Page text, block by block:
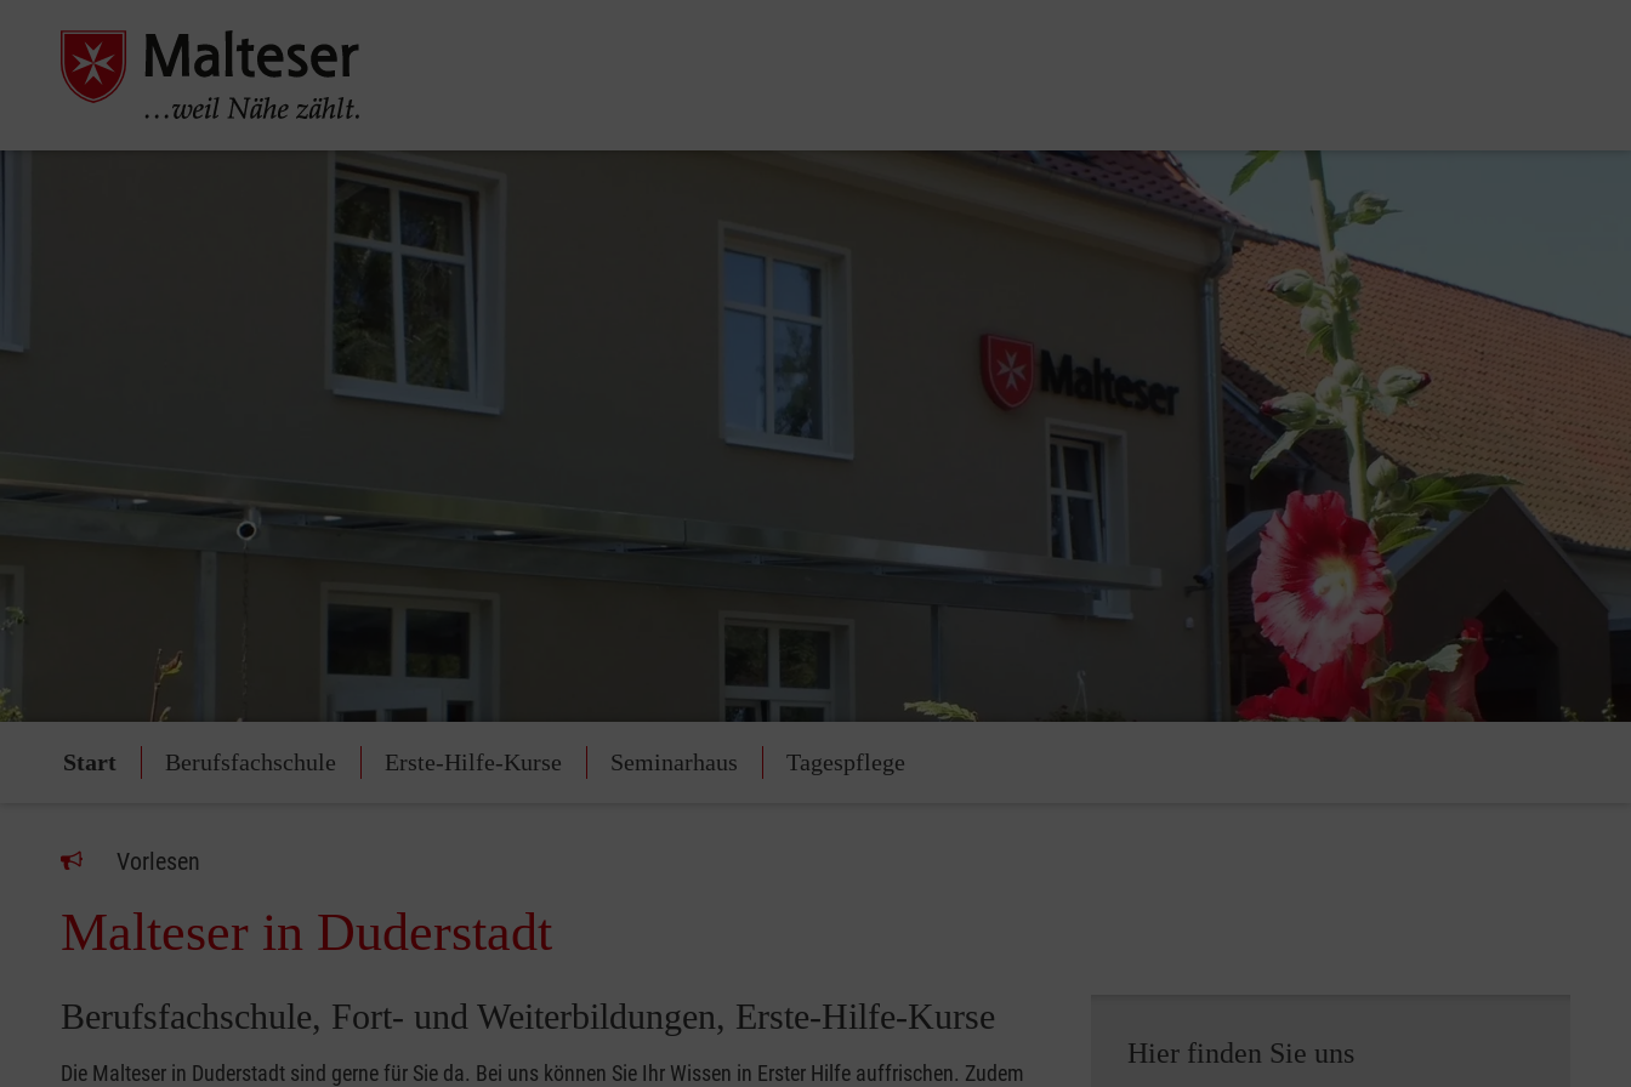
Start Berufsfachschule Erste-Hilfe-Kurse Seminarhaus Tagespflege
Vorlesen
Malteser in Duderstadt
Berufsfachschule, Fort- und Weiterbildungen, Erste-Hilfe-Kurse
Die Malteser in Duderstadt sind gerne für Sie da. Bei uns können Sie Ihr Wissen in Erster Hilfe auffrischen. Zudem
Hier finden Sie uns